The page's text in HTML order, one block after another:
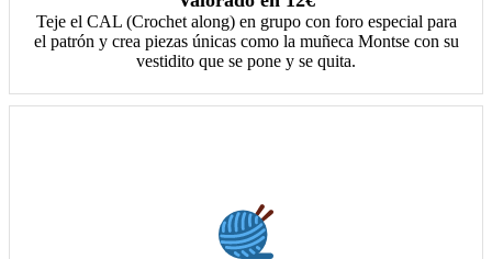
Teje el CAL (Crochet along) en grupo con foro especial para
el patrón y crea piezas únicas como la muñeca Montse con su
vestidito que se pone y se quita.